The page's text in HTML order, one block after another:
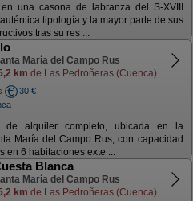
una casona de labranza del S-XVIII
tipología y la mayor parte de sus
tras su res ...
María del Campo Rus
km de Las Pedroñeras (Cuenca)
30 €
de alquiler completo, ubicada en la
María del Campo Rus, con capacidad
en 6 habitaciones exte ...
Blanca
María del Campo Rus
km de Las Pedroñeras (Cuenca)